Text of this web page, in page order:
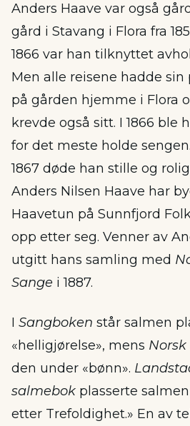
Anders Haave var også
gård i Stavang i Flora fra
1866 var han tilknyttet
Men alle reisene hadde sin
på gården hjemme i Flora
krevde også sitt. I 1866 ble
for det meste holde
1867 døde han stille og
Anders Nilsen Haave har
Haavetun på Sunnfjord
opp etter seg. Venner av
utgitt hans samling med
Sange i 1887.
I Sangboken står salmen
«helligjørelse», mens
den under «bønn».
salmebok plasserte salmen
etter Trefoldighet.» En av